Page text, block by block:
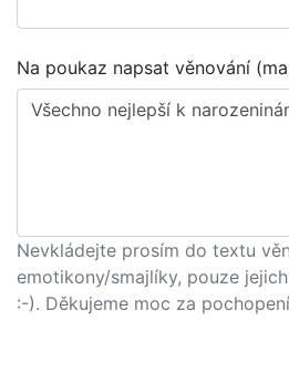
Na poukaz napsat věnování
Nevkládejte prosím do textu
emotikony/smajlíky, pouze
:-). Děkujeme moc za